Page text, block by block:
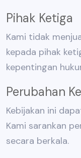
Pihak Ketiga
Kami tidak
kepada pihak
kepentingan
Perubahan
Kebijakan ini
Kami sarankan
secara berkala.